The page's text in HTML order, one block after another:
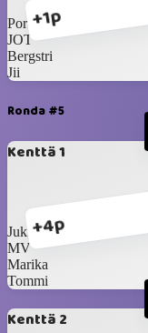
+1p
Porvoon Prinsessa
JOT
Bergstri
Jii
Ronda #5
Kenttä 1
+4p
Jukka Salama
MV
Marika
Tommi
Kenttä 2